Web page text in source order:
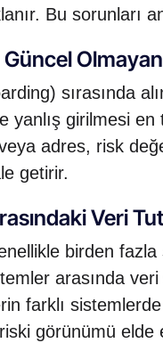
Bu sorunları
Olmayan
sırasında
yanlış girilmesi
adres, risk
getirir.
Veri
birden
arasında
farklı
görünümü elde